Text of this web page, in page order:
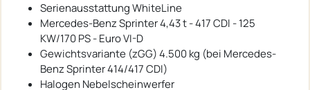
Serienausstattung WhiteLine
Mercedes-Benz Sprinter 4,43 t - 417 CDI - 125
KW/170 PS - Euro VI-D
Gewichtsvariante (zGG) 4.500 kg (bei Mercedes-
Benz Sprinter 414/417 CDI)
Halogen Nebelscheinwerfer